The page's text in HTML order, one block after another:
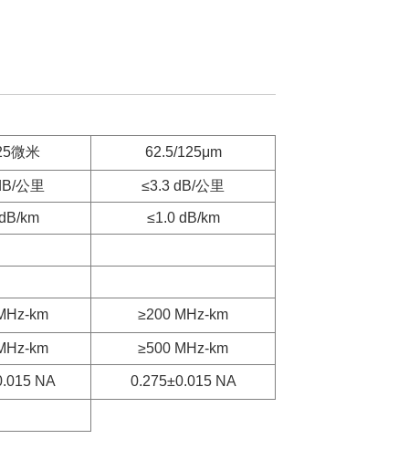
微米 62.5/125μm
公里 ≤3.3 dB/公里
km ≤1.0 dB/km
km ≥200 MHz-km
km ≥500 MHz-km
NA 0.275±0.015 NA